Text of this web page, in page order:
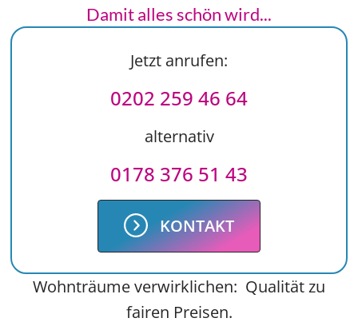
Damit alles schön wird...
Jetzt anrufen:
0202 259 46 64
alternativ
0178 376 51 43
KONTAKT
Wohnträume verwirklichen: Qualität zu
fairen Preisen.